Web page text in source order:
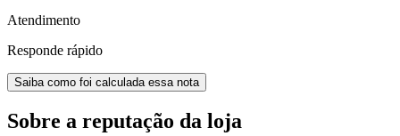
Atendimento
Responde rápido
Saiba como foi calculada essa nota
Sobre a reputação da loja